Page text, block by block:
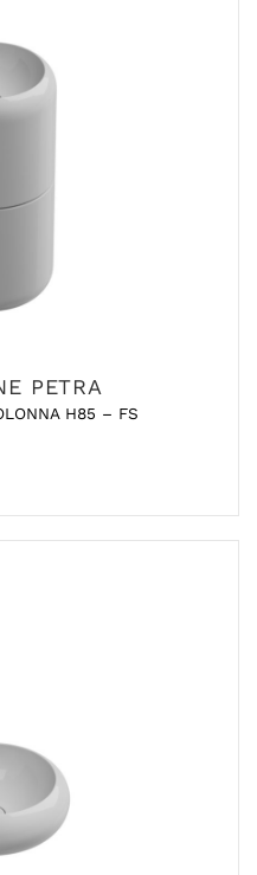
PETRA
H85 – FS